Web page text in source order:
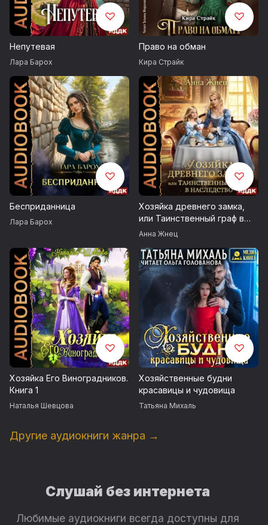
Непутевая
Лара Барох
Право на обман
Кира Страйк
Бесприданница
Лара Барох
Хозяйка древнего замка,
или Таинственный граф в
наследство
Анна Жнец
Хозяйка Его Виноградников.
Книга 1
Наталья Шевцова
Хозяйственные будни
красавицы и чудовища
Татьяна Михаль
Другие аудиокниги жанра →
Слушай без интернета
Любимые аудиокниги всегда доступны для